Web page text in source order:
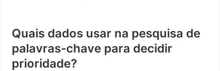
Quais dados usar na pesquisa de
palavras-chave para decidir
prioridade?